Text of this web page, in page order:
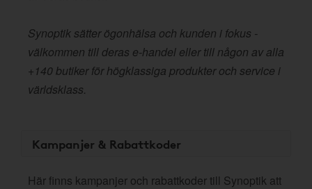
Synoptik sätter ögonhälsa och kunden i fokus -
välkommen till deras e-handel eller till någon av alla
+140 butiker för högklassiga produkter och service i
världsklass.
Kampanjer & Rabattkoder
Här finns kampanjer och rabattkoder till Synoptik att